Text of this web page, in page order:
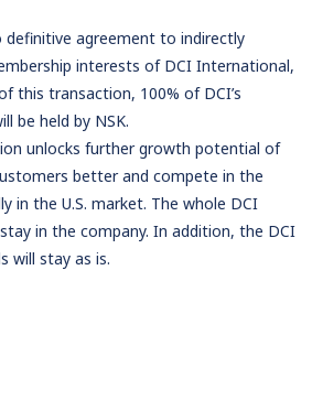
definitive agreement to indirectly
interests of DCI International,
this transaction, 100% of DCI’s
be held by NSK.
unlocks further growth potential of
better and compete in the
in the U.S. market. The whole DCI
in the company. In addition, the DCI
will stay as is.